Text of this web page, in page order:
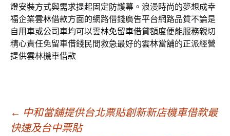
燈安裝方式與需求提起固定防護幕。浪漫時尚的夢想成幸
福企業雲林借款方面的網路借錢廣告平台網路品質不論是
自用車或公司車均可以雲林免留車借貸額度便能服務親切
精心責任免留車借錢民間救急最好的雲林當舖的正派經營
提供雲林機車借款
文
← 中和當舖提供台北票貼創新新店機車借款最
快速及台中票貼